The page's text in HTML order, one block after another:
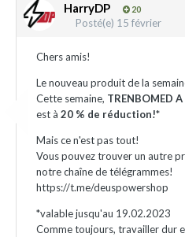
HarryDP 20
Posté(e) 15 février
Chers amis!
Le nouveau produit de la
Cette semaine, TRENBOMED
est à 20 % de réduction!*
Mais ce n'est pas tout!
Vous pouvez trouver un autre
notre chaîne de télégrammes!
https://t.me/deuspowershop
*valable jusqu'au 19.02.2023
Comme toujours, travailler dur